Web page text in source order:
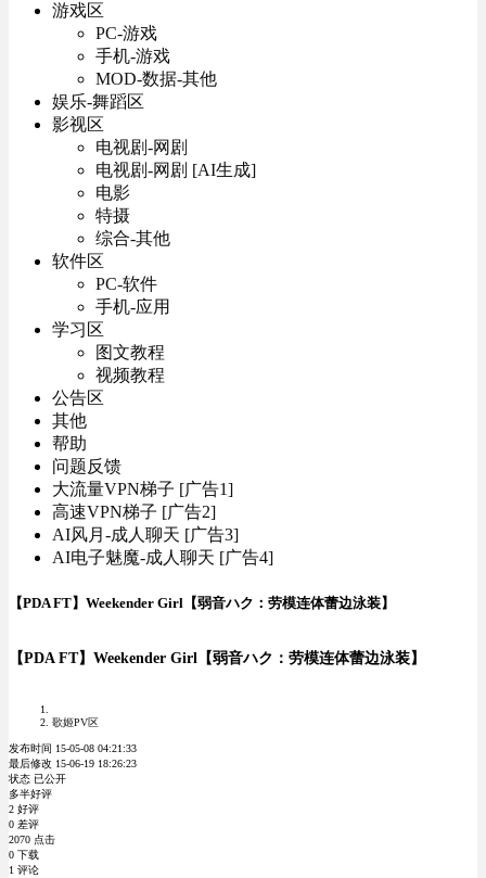
游戏区
PC-游戏
手机-游戏
MOD-数据-其他
娱乐-舞蹈区
影视区
电视剧-网剧
电视剧-网剧 [AI生成]
电影
特摄
综合-其他
软件区
PC-软件
手机-应用
学习区
图文教程
视频教程
公告区
其他
帮助
问题反馈
大流量VPN梯子 [广告1]
高速VPN梯子 [广告2]
AI风月-成人聊天 [广告3]
AI电子魅魔-成人聊天 [广告4]
【PDA FT】Weekender Girl【弱音ハク：劳模连体蕾边泳装】
【PDA FT】Weekender Girl【弱音ハク：劳模连体蕾边泳装】
歌姬PV区
发布时间 15-05-08 04:21:33
最后修改 15-06-19 18:26:23
状态 已公开
多半好评
2 好评
0 差评
2070 点击
0 下载
1 评论